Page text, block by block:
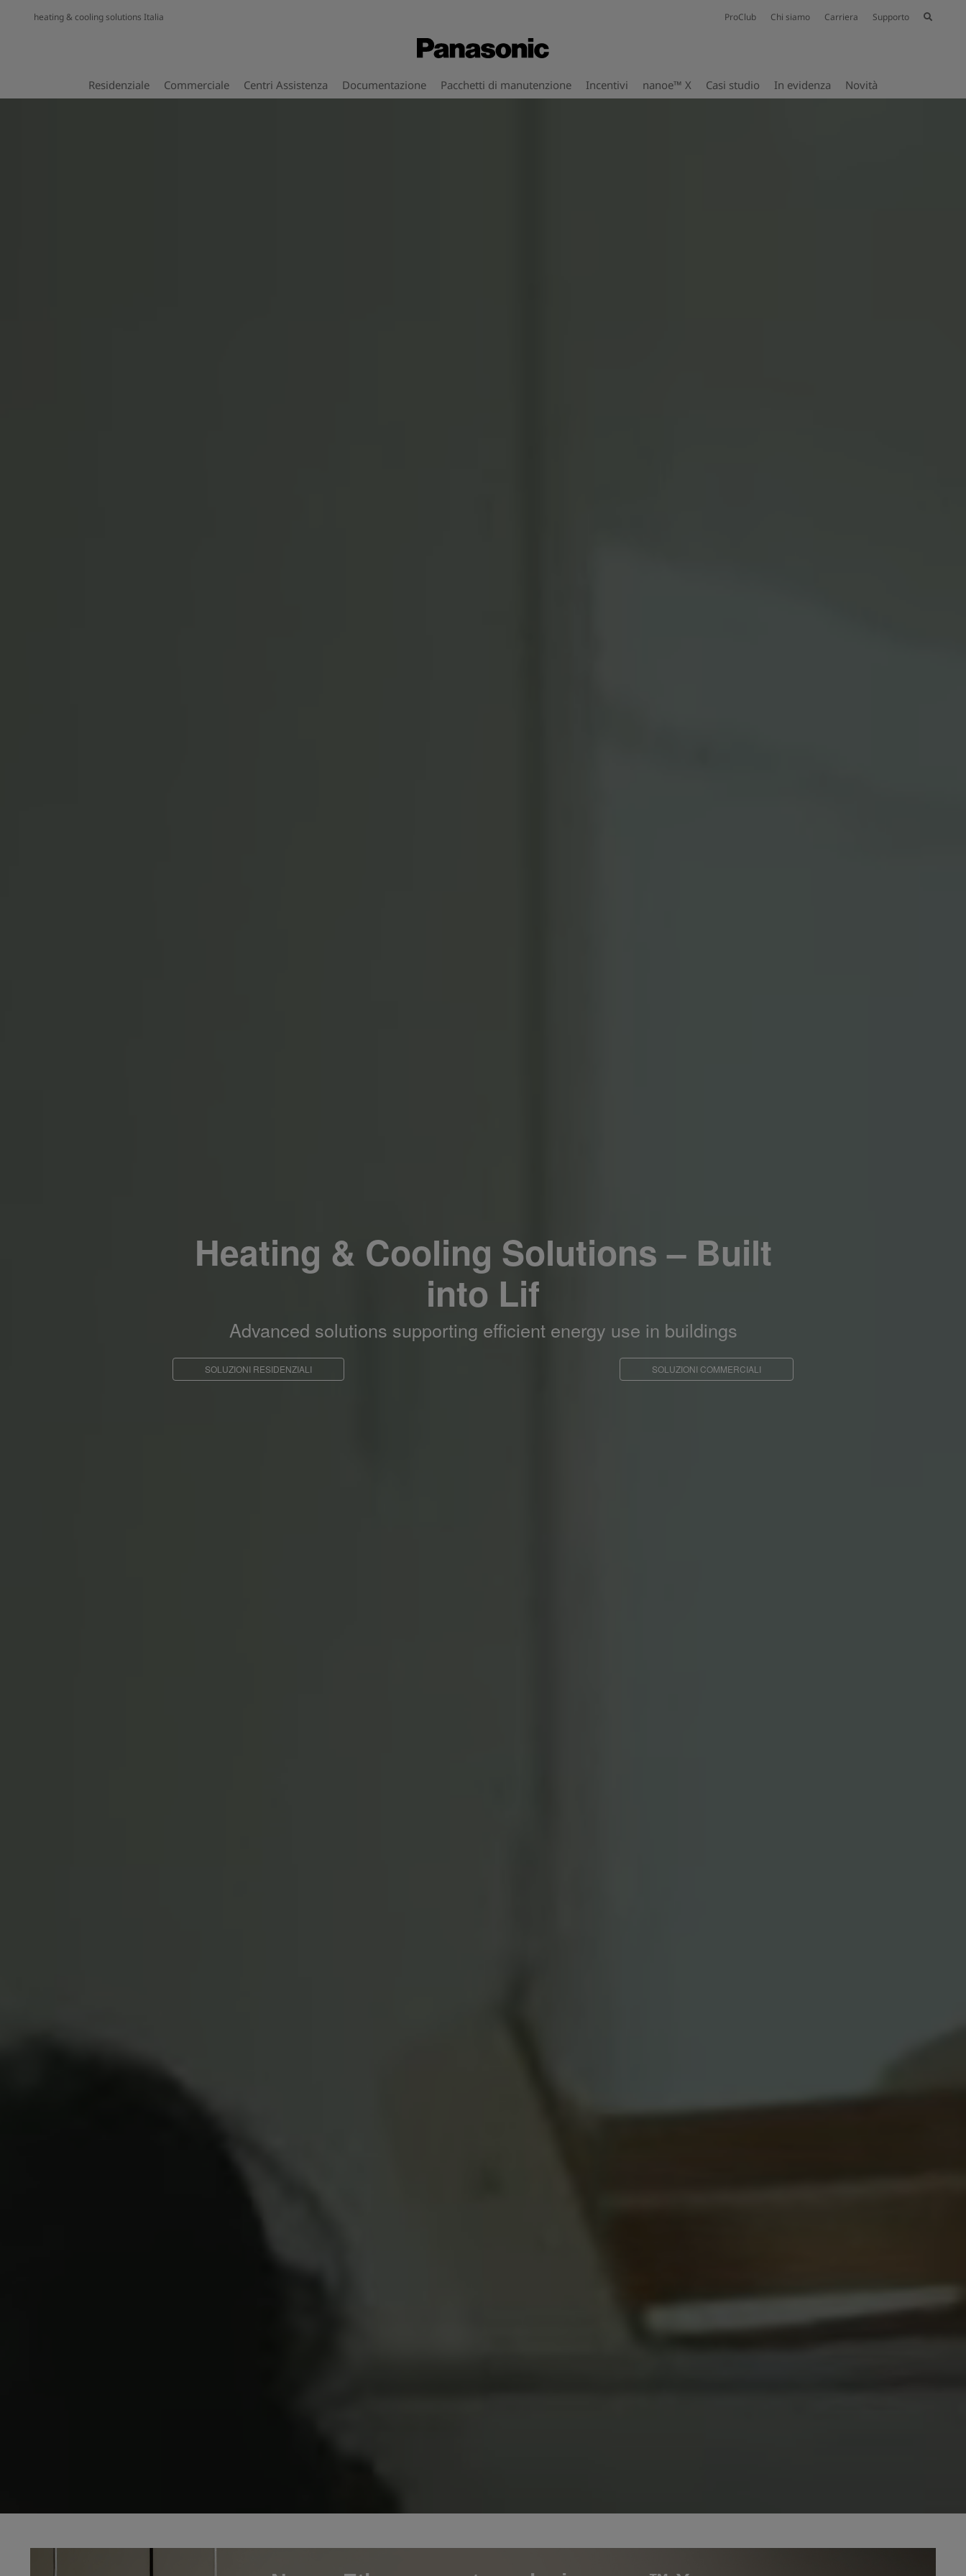
heating & cooling solutions Italia ProClub Chi siamo Carriera Supporto
Residenziale Commerciale Centri Assistenza Documentazione Pacchetti di manutenzione Incentivi nanoe™ X Casi studio In evidenza Novità
Heating & Cooling Solutions – Built
into Lif
Advanced solutions supporting efficient energy use in buildings
SOLUZIONI RESIDENZIALI SOLUZIONI COMMERCIALI